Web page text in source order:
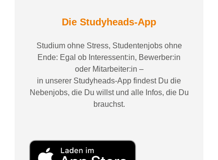
Die Studyheads-App
Studium ohne Stress, Studentenjobs ohne
Ende: Egal ob Interessent:in, Bewerber:in
oder Mitarbeiter:in –
in unserer Studyheads-App findest Du die
Nebenjobs, die Du willst und alle Infos, die Du
brauchst.